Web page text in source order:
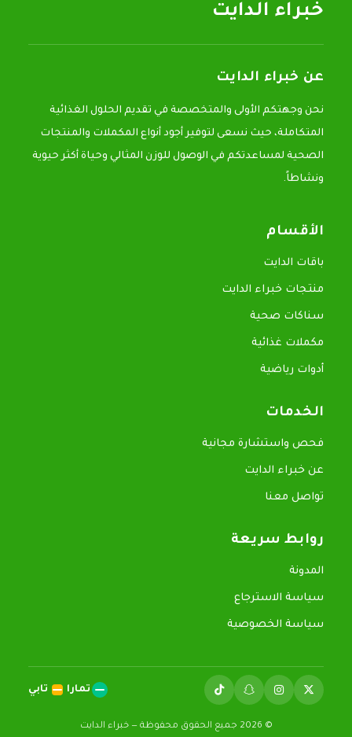
خبراء الدايت
عن خبراء الدايت
نحن وجهتكم الأولى والمتخصصة في تقديم الحلول الغذائية
المتكاملة، حيث نسعى لتوفير أجود أنواع المكملات والمنتجات
الصحية لمساعدتكم في الوصول للوزن المثالي وحياة أكثر حيوية
ونشاطاً.
الأقسام
باقات الدايت
منتجات خبراء الدايت
سناكات صحية
مكملات غذائية
أدوات رياضية
الخدمات
فحص واستشارة مجانية
عن خبراء الدايت
تواصل معنا
روابط سريعة
المدونة
سياسة الاسترجاع
سياسة الخصوصية
تمارا تابي
© 2026 جميع الحقوق محفوظة — خبراء الدايت